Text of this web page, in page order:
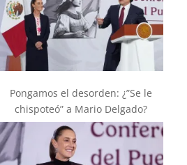
Pongamos el desorden: ¿”Se le
chispoteó” a Mario Delgado?